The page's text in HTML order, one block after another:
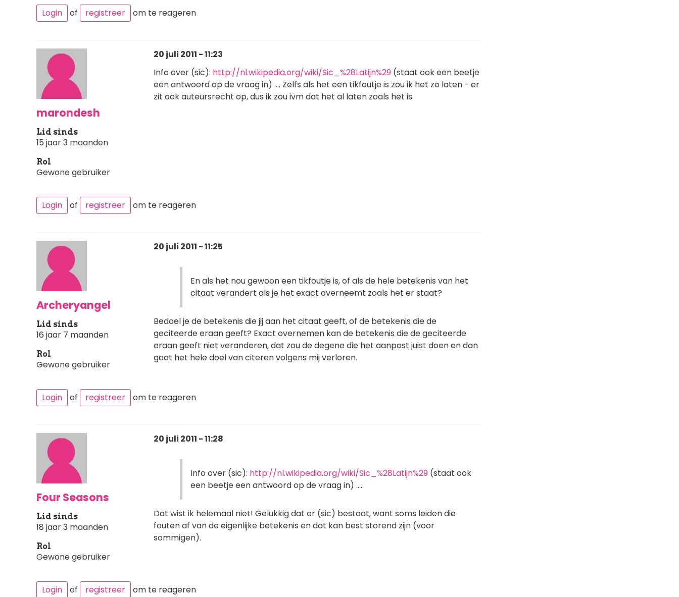
Login of registreer om te reageren
marondesh
Lid sinds
15 jaar 3 maanden
Rol
Gewone gebruiker
20 juli 2011 - 11:23
Info over (sic): http://nl.wikipedia.org/wiki/Sic_%28Latijn%29 (staat ook een beetje
een antwoord op de vraag in) .... Zelfs als het een tikfoutje is zou ik het zo laten - er
zit ook auteursrecht op, dus ik zou ivm dat het al laten zoals het is.
Login of registreer om te reageren
Archeryangel
Lid sinds
16 jaar 7 maanden
Rol
Gewone gebruiker
20 juli 2011 - 11:25
En als het nou gewoon een tikfoutje is, of als de hele betekenis van het
citaat verandert als je het exact overneemt zoals het er staat?
Bedoel je de betekenis die jij aan het citaat geeft, of de betekenis die de
geciteerde eraan geeft? Exact overnemen kan de betekenis die de geciteerde
eraan geeft niet veranderen, dat zou de degene die het aanpast juist doen en dan
gaat het hele doel van citeren volgens mij verloren.
Login of registreer om te reageren
Four Seasons
Lid sinds
18 jaar 3 maanden
Rol
Gewone gebruiker
20 juli 2011 - 11:28
Info over (sic): http://nl.wikipedia.org/wiki/Sic_%28Latijn%29 (staat ook
een beetje een antwoord op de vraag in) ....
Dat wist ik helemaal niet! Gelukkig dat er (sic) bestaat, want soms leiden die
fouten af van de eigenlijke betekenis en dat kan best storend zijn (voor
sommigen).
Login of registreer om te reageren